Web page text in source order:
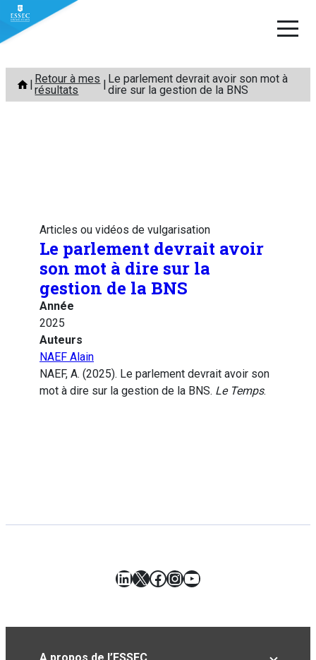
Aller
contenu
Retour à mes
résultats
Le parlement devrait avoir son mot à
dire sur la gestion de la BNS
Articles ou vidéos de vulgarisation
Le parlement devrait avoir
son mot à dire sur la
gestion de la BNS
Année
2025
Auteurs
NAEF Alain
NAEF, A. (2025). Le parlement devrait avoir son
mot à dire sur la gestion de la BNS. Le Temps.
LinkedIn
X Facebook
Instagram
YouTube